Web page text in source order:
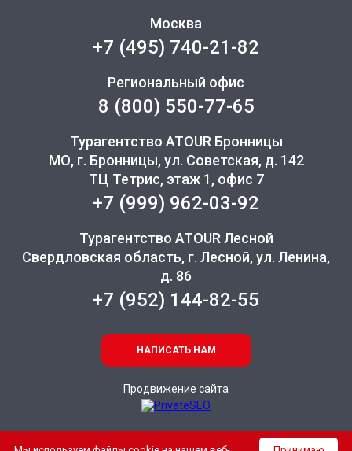
Москва
+7 (495) 740-21-82
Региональный офис
8 (800) 550-77-65
Турагентство ATOUR Бронницы
МО, г. Бронницы, ул. Советская, д. 142
ТЦ Тетрис, этаж 1, офис 7
+7 (999) 962-03-92
Турагентство ATOUR Лесной
Свердловская область, г. Лесной, ул. Ленина,
д. 86
+7 (952) 144-82-55
НАПИСАТЬ НАМ
Продвижение сайта